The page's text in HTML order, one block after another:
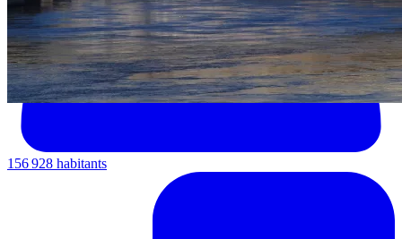
156 928 habitants